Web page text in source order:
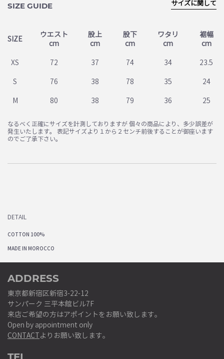
SIZE GUIDE
SIZE
ウエスト
cm
股上
cm
股下
cm
ワタリ
cm
裾幅
cm
XS 72 37 74 34 23.5
S 76 38 78 35 24
M 80 38 79 36 25
サイズに関して
なるべく正確にサイズを計測しておりますが 個々の商品により、多少誤差が
発生いたします。 表記サイズより１から２センチ前後することが御座います
のでご了承下さい。
DETAIL
COTTON 100%
MADE IN MOROCCO
ADDRESS
東京都新宿区新宿3-22-12
サンパーク 三平本館ビル7F
来店ご希望の方はアポイントをお願い致します。
Open by appointment only
CONTACTよりお願い致します。